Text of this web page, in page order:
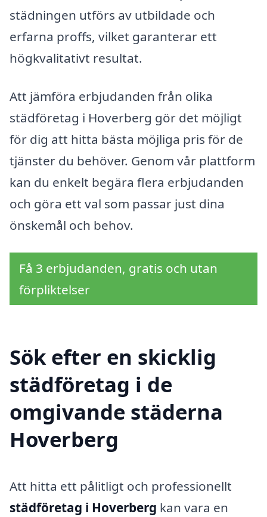
städningen utförs av utbildade och
erfarna proffs, vilket garanterar ett
högkvalitativt resultat.
Att jämföra erbjudanden från olika
städföretag i Hoverberg gör det möjligt
för dig att hitta bästa möjliga pris för de
tjänster du behöver. Genom vår plattform
kan du enkelt begära flera erbjudanden
och göra ett val som passar just dina
önskemål och behov.
Få 3 erbjudanden, gratis och utan
förpliktelser
Sök efter en skicklig
städföretag i de
omgivande städerna
Hoverberg
Att hitta ett pålitligt och professionellt
städföretag i Hoverberg kan vara en